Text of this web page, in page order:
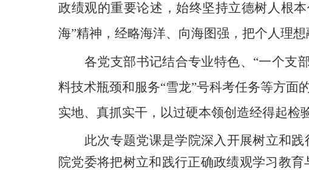
政绩观的重要论述，始终坚持立德树人根
海”精神，经略海洋、向海图强，把个人理想
各党支部书记结合专业特色、 “一个支
料技术瓶颈和服务“雪龙”号科考任务等方面
实地、真抓实干，以过硬本领创造经得起检
此次专题党课是学院深入开展树立和践
院党委将把树立和践行正确政绩观学习教